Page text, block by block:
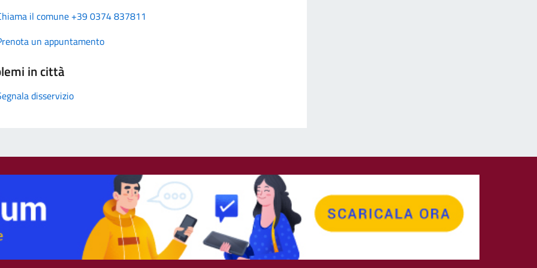
il comune +39 0374 837811
un appuntamento
in città
disservizio